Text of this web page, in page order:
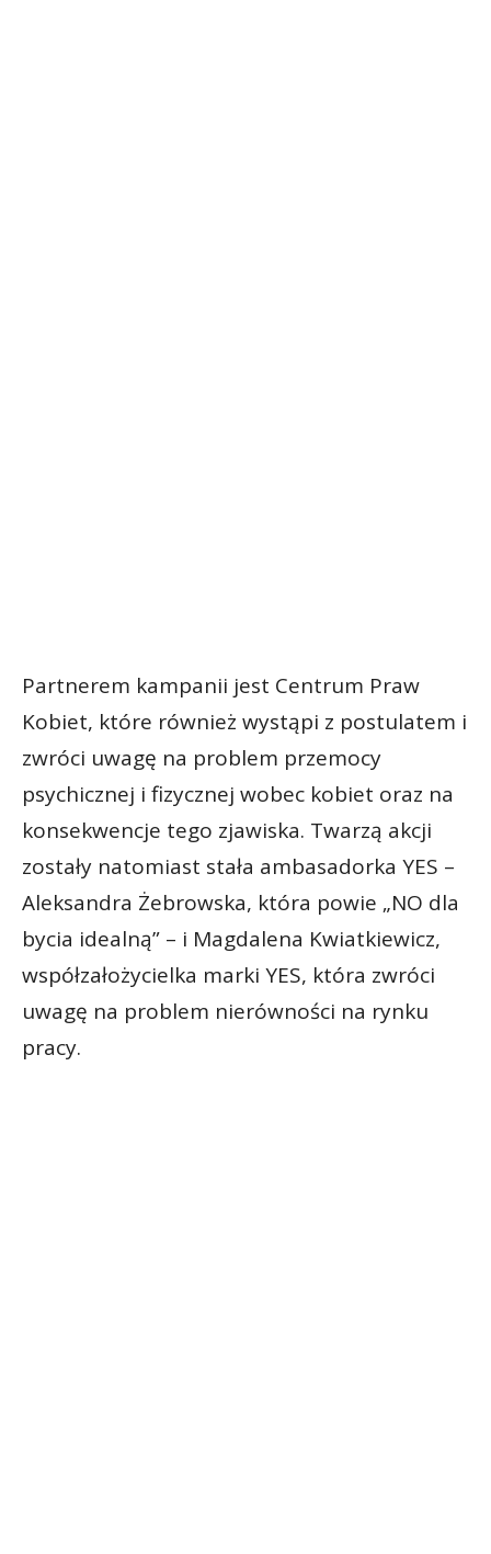
Partnerem kampanii jest Centrum Praw
Kobiet, które również wystąpi z postulatem i
zwróci uwagę na problem przemocy
psychicznej i fizycznej wobec kobiet oraz na
konsekwencje tego zjawiska. Twarzą akcji
zostały natomiast stała ambasadorka YES –
Aleksandra Żebrowska, która powie „NO dla
bycia idealną” – i Magdalena Kwiatkiewicz,
współzałożycielka marki YES, która zwróci
uwagę na problem nierówności na rynku
pracy.